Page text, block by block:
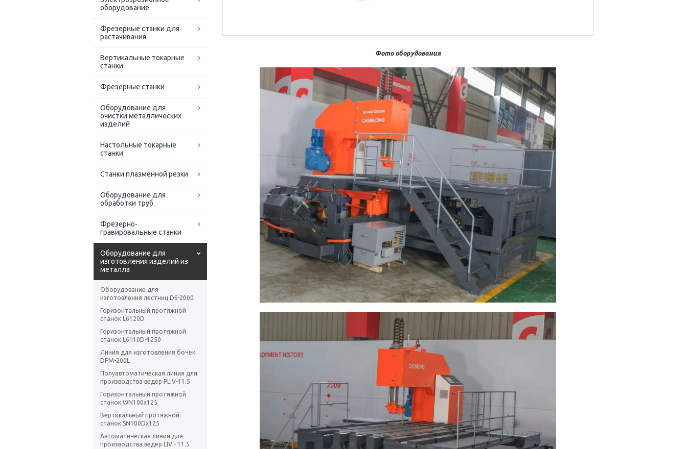
оборудование
Фрезерные станки для
растачивания
Вертикальные токарные
станки
Фрезерные станки
Оборудование для
очистки металлических
изделий
Настольные токарные
станки
Станки плазменной резки
Оборудование для
обработки труб
Фрезерно-
гравировальные станки
Оборудование для
изготовления изделий из
металла
Оборудование для
изготовления лестниц DS-2000
Горизонтальный протяжной
станок L6120D
Горизонтальный протяжной
станок L6110D-1250
Линия для изготовления бочек
DPM-200L
Полуавтоматическая линия для
производства ведер PLIV-11.5
Горизонтальный протяжной
станок WN100x125
Вертикальный протяжной
станок SN100Dx125
Автоматическая линия для
производства ведер LIV - 11.5
Фото оборудования